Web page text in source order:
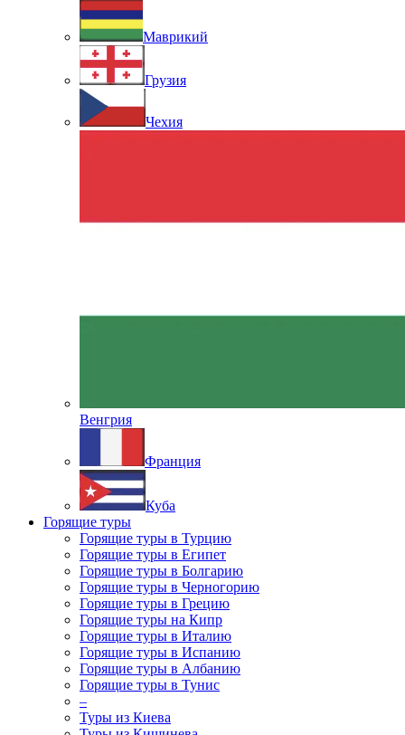
Маврикий
Грузия
Чехия
Венгрия
Франция
Куба
Горящие туры
Горящие туры в Турцию
Горящие туры в Египет
Горящие туры в Болгарию
Горящие туры в Черногорию
Горящие туры в Грецию
Горящие туры на Кипр
Горящие туры в Италию
Горящие туры в Испанию
Горящие туры в Албанию
Горящие туры в Тунис
–
Туры из Киева